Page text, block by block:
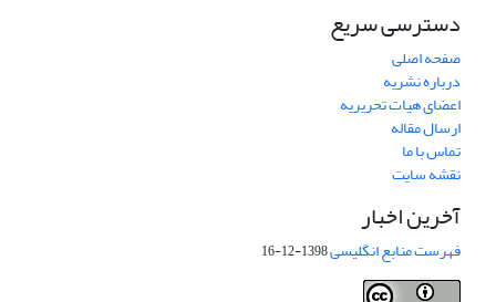
دسترسی سریع
صفحه اصلی
درباره نشریه
اعضای هیات تحریریه
ارسال مقاله
تماس با ما
نقشه سایت
آخرین اخبار
فهرست منابع انگلیسی1398-12-16